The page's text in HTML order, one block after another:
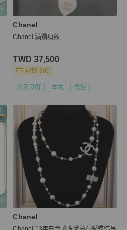
Chanel
Chanel 滿鑽項鍊
TWD 37,500
現折 800
狀況良好 本地 免運
Chanel